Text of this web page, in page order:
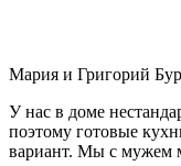
Мария и Григорий
У нас в доме
поэтому готовые
вариант. Мы с мужем